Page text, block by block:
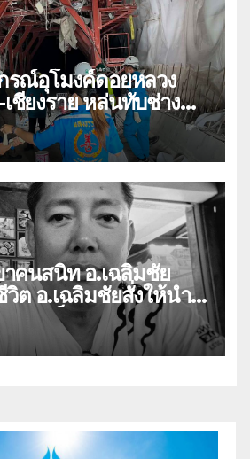
รณ์อุโมงค์ดอยหลวง
ชียงราย หล่นทับช่าง
ย สาหัส 2
าคนสนิท อ.เฉลิมชัย
วิต อ.เฉลิมชัยสั่งให้นำ
งขุ่นเป็นศพแรก